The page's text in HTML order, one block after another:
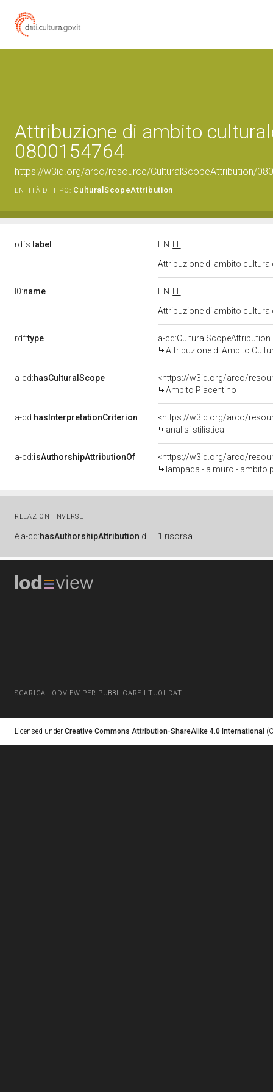
Attribuzione di ambito
0800154764
https://w3id.org/arco/resource/CulturalScopeAttribution/
ENTITÀ DI TIPO: CulturalScopeAttribution
rdfs: label EN
IT
Attribuzione di ambito
l0:name EN
IT
Attribuzione di ambito
rdf:type
a-cd:CulturalScopeAttribution
Attribuzione di Ambito
a-cd:hasCulturalScope
<https://w3id.org/arco/
Ambito Piacentino
a-cd:hasInterpretationCriterion
<https://w3id.org/arco/
analisi stilistica
a-cd:isAuthorshipAttributionOf
<https://w3id.org/arco/
lampada - a muro - ambito
RELAZIONI INVERSE
è a-cd:hasAuthorshipAttribution di 1 risorsa
SCARICA LODVIEW PER PUBBLICARE I TUOI DATI
Licensed under Creative Commons Attribution-ShareAlike 4.0 International